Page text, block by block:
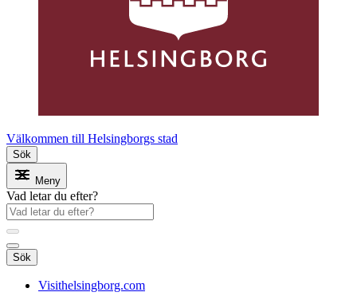
Välkommen till Helsingborgs stad
Sök
Meny
Vad letar du efter?
Sök
Visithelsingborg.com